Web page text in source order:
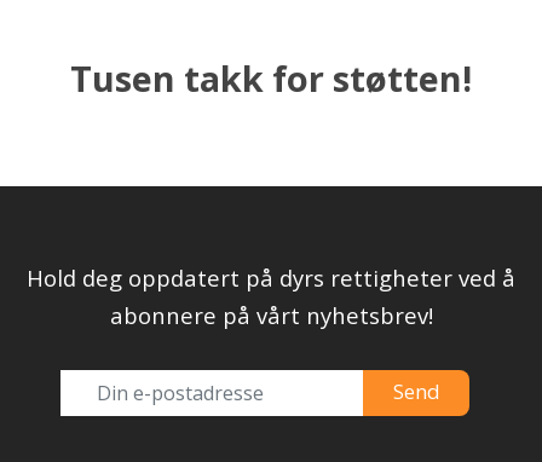
Tusen takk for støtten!
Hold deg oppdatert på dyrs rettigheter ved å
abonnere på vårt nyhetsbrev!